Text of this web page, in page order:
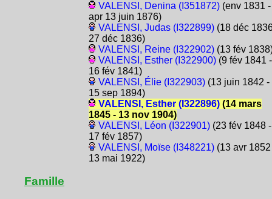
VALENSI, Denina (I351872)(env 1831 -
apr 13 juin 1876)
VALENSI, Judas (I322899)(18 déc
27 déc 1836)
VALENSI, Reine (I322902)(13 fév
VALENSI, Esther (I322900)(9 fév 1841 -
16 fév 1841)
VALENSI, Élie (I322903)(13 juin 1842 -
15 sep 1894)
VALENSI, Esther (I322896)(14 mars
1845 - 13 nov 1904)
VALENSI, Léon (I322901)(23 fév 1848 -
17 fév 1857)
VALENSI, Moïse (I348221)(13 avr 1852
13 mai 1922)
Famille